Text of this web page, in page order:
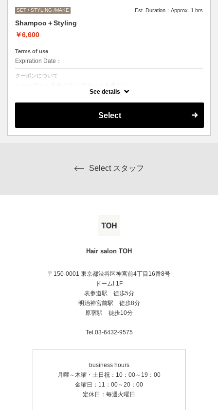
SET / STYLING /MAKE Est. Duration：Approx. 1 hrs
Shampoo＋Styling
￥6,600
Terms of use
Expiration Date：
クーポンについて
スタイリングの内容によってはお値段前後します。
See details
Select
Select スタッフ
Hair salon TOH
〒150-0001 東京都渋谷区神宮前4丁目16番8号
ドームI 1F
表参道駅 徒歩5分
明治神宮前駅 徒歩8分
原宿駅 徒歩10分
Tel.03-6432-9575
business hours
月曜～木曜・土日祝：10：00～19：00
金曜日：11：00～20：00
定休日：毎週火曜日